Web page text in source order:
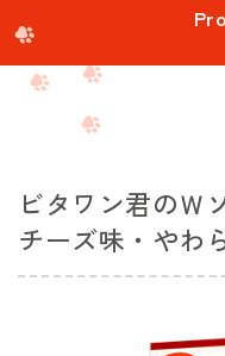
ビタワン君のＷ
チーズ味・やわ